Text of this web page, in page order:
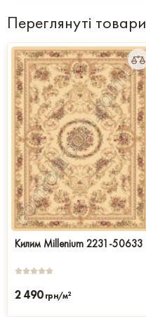
Переглянуті товари
Килим Millenium 2231-50633
2 490 грн/м2